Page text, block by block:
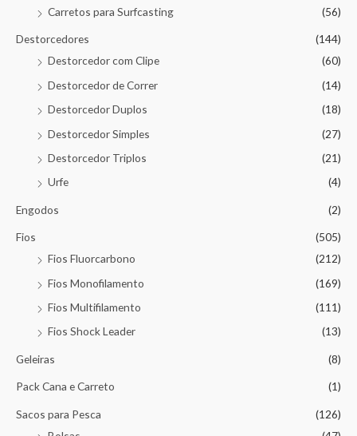
Carretos para Surfcasting
(56)
Destorcedores
(144)
Destorcedor com Clipe
(60)
Destorcedor de Correr
(14)
Destorcedor Duplos
(18)
Destorcedor Simples
(27)
Destorcedor Triplos
(21)
Urfe
(4)
Engodos (2)
Fios
(505)
Fios Fluorcarbono
(212)
Fios Monofilamento
(169)
Fios Multifilamento
(111)
Fios Shock Leader
(13)
Geleiras (8)
Pack Cana e Carreto (1)
Sacos para Pesca
(126)